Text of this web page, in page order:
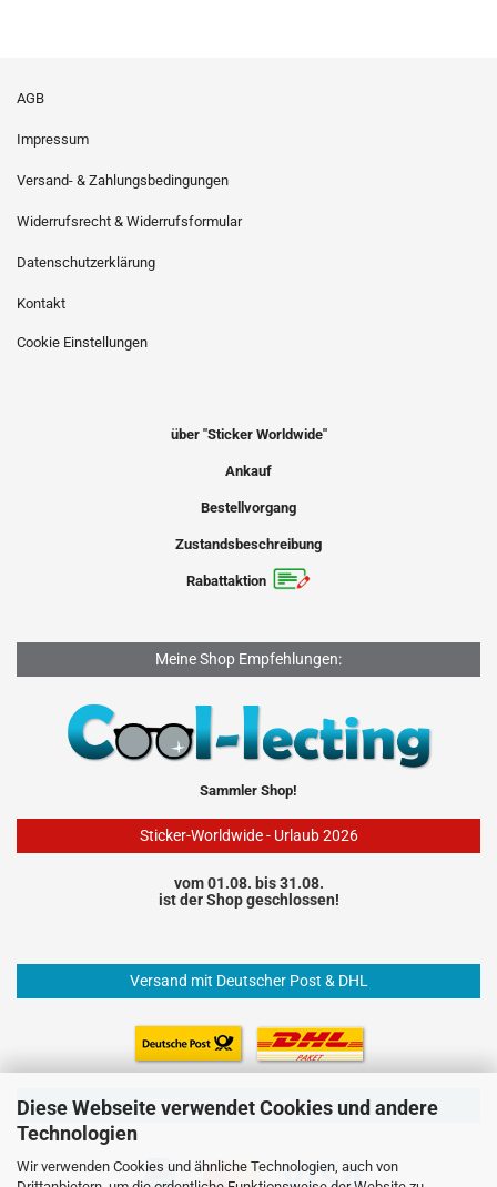
Diese Webseite verwendet Cookies und andere
Technologien
Wir verwenden Cookies und ähnliche Technologien, auch von
AGB
Impressum
Versand- & Zahlungsbedingungen
Widerrufsrecht & Widerrufsformular
Datenschutzerklärung
Kontakt
Cookie Einstellungen
über "Sticker Worldwide"
Ankauf
Bestellvorgang
Zustandsbeschreibung
Rabattaktion
Meine Shop Empfehlungen:
Sammler Shop!
Sticker-Worldwide - Urlaub 2026
vom 01.08. bis 31.08.
ist der Shop geschlossen!
Versand mit Deutscher Post & DHL
Einfach und sicher Bezahlen